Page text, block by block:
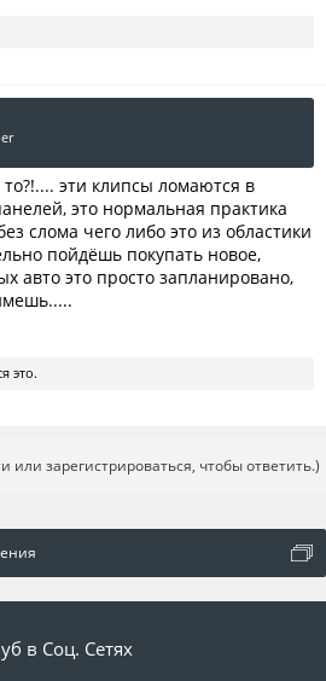
эти клипсы ломаются в
это нормальная практика
слома чего либо это из областики
пойдёшь покупать новое,
авто это просто запланировано,
это.
зарегистрироваться, чтобы ответить.)
в Соц. Сетях